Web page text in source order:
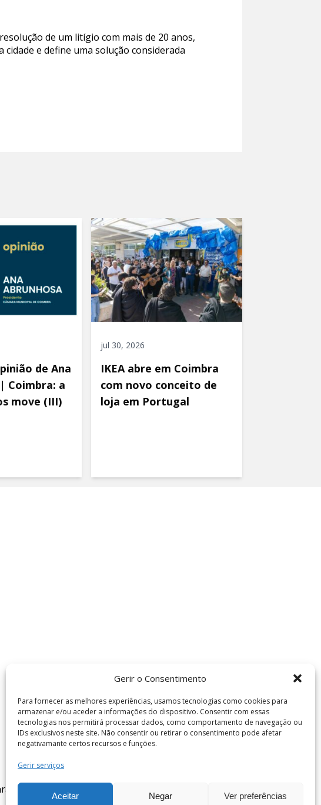
Gerir o Consentimento
Para fornecer as melhores experiências, usamos tecnologias como cookies para
armazenar e/ou aceder a informações do dispositivo. Consentir com essas
tecnologias nos permitirá processar dados, como comportamento de navegação ou
IDs exclusivos neste site. Não consentir ou retirar o consentimento pode afetar
negativamante certos recursos e funções.
Gerir serviços
Aceitar Negar Ver preferências
de um litígio com mais de 20 anos,
e define uma solução considerada
de Ana
Coimbra: a
move (III)
jul 30, 2026
IKEA abre em Coimbra
com novo conceito de
loja em Portugal
Municipal de Coimbra . Todos os direitos reservados.